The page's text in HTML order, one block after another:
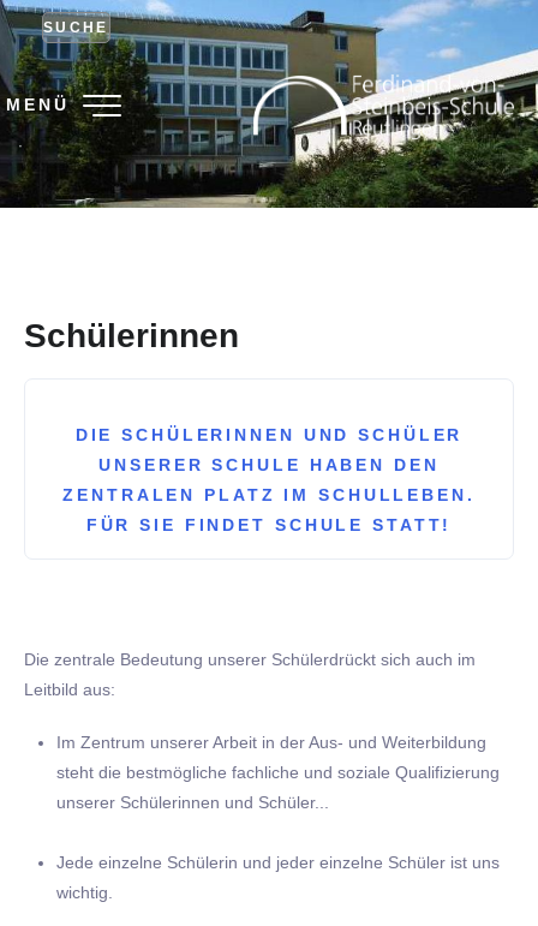
SUCHE
MENÜ
.
Schülerinnen
DIE SCHÜLERINNEN UND SCHÜLER
UNSERER SCHULE HABEN DEN
ZENTRALEN PLATZ IM SCHULLEBEN.
FÜR SIE FINDET SCHULE STATT!
Die zentrale Bedeutung unserer Schülerdrückt sich auch im
Leitbild aus:
Im Zentrum unserer Arbeit in der Aus- und Weiterbildung
steht die bestmögliche fachliche und soziale Qualifizierung
unserer Schülerinnen und Schüler...
Jede einzelne Schülerin und jeder einzelne Schüler ist uns
wichtig.